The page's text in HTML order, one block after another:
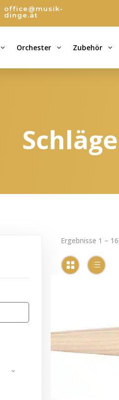
office@musik-
dinge.at
3 Orchester 3 Zubehör 3
Ergebnisse 1 –